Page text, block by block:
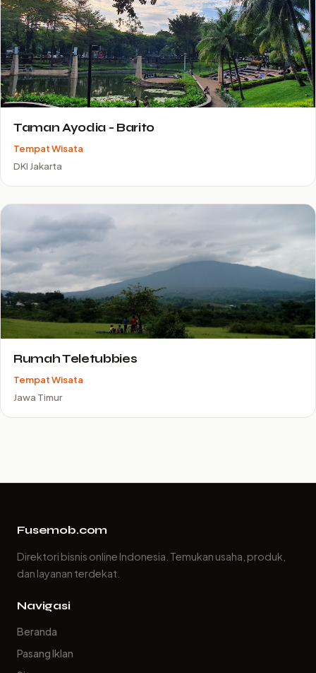
Taman Ayodia - Barito
Tempat Wisata
DKI Jakarta
Rumah Teletubbies
Tempat Wisata
Jawa Timur
Fusemob.com
Direktori bisnis online Indonesia. Temukan usaha, produk,
dan layanan terdekat.
Navigasi
Beranda
Pasang Iklan